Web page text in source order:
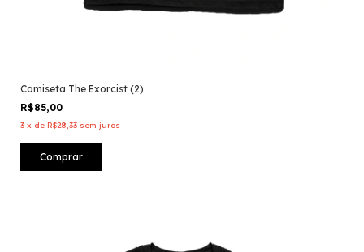
Camiseta The Exorcist (2)
R$85,00
3 x de R$28,33 sem juros
Comprar